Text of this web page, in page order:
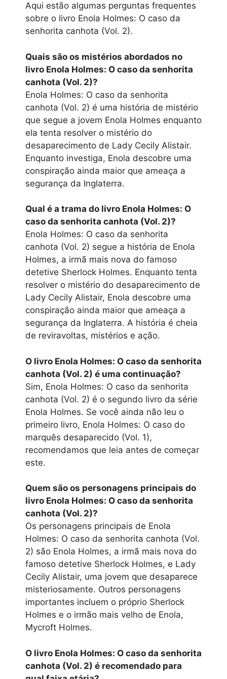
Aqui estão algumas perguntas frequentes
sobre o livro Enola Holmes: O caso da
senhorita canhota (Vol. 2).
Quais são os mistérios abordados no
livro Enola Holmes: O caso da senhorita
canhota (Vol. 2)?
Enola Holmes: O caso da senhorita
canhota (Vol. 2) é uma história de mistério
que segue a jovem Enola Holmes enquanto
ela tenta resolver o mistério do
desaparecimento de Lady Cecily Alistair.
Enquanto investiga, Enola descobre uma
conspiração ainda maior que ameaça a
segurança da Inglaterra.
Qual é a trama do livro Enola Holmes: O
caso da senhorita canhota (Vol. 2)?
Enola Holmes: O caso da senhorita
canhota (Vol. 2) segue a história de Enola
Holmes, a irmã mais nova do famoso
detetive Sherlock Holmes. Enquanto tenta
resolver o mistério do desaparecimento de
Lady Cecily Alistair, Enola descobre uma
conspiração ainda maior que ameaça a
segurança da Inglaterra. A história é cheia
de reviravoltas, mistérios e ação.
O livro Enola Holmes: O caso da senhorita
canhota (Vol. 2) é uma continuação?
Sim, Enola Holmes: O caso da senhorita
canhota (Vol. 2) é o segundo livro da série
Enola Holmes. Se você ainda não leu o
primeiro livro, Enola Holmes: O caso do
marquês desaparecido (Vol. 1),
recomendamos que leia antes de começar
este.
Quem são os personagens principais do
livro Enola Holmes: O caso da senhorita
canhota (Vol. 2)?
Os personagens principais de Enola
Holmes: O caso da senhorita canhota (Vol.
2) são Enola Holmes, a irmã mais nova do
famoso detetive Sherlock Holmes, e Lady
Cecily Alistair, uma jovem que desaparece
misteriosamente. Outros personagens
importantes incluem o próprio Sherlock
Holmes e o irmão mais velho de Enola,
Mycroft Holmes.
O livro Enola Holmes: O caso da senhorita
canhota (Vol. 2) é recomendado para